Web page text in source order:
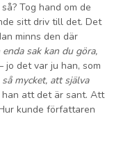
Tog hand om de
sitt driv till det. Det
minns den där
sak kan du göra,
jo det var ju han, som
mycket, att själva
att det är sant. Att
kunde författaren